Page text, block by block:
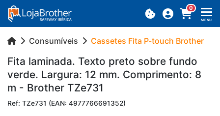
0
MENU
Consumíveis Cassetes Fita P-touch Brother
Fita la­mi­nada. Texto preto sobre fundo
verde. Lar­gura: 12 mm. Com­pri­mento: 8
m - Brother TZe731
Ref: TZe731 (EAN: 4977766691352)